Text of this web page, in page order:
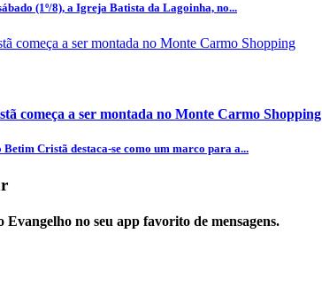
(1º/8), a Igreja Batista da Lagoinha, no...
começa a ser montada no Monte Carmo Shopping
Cristã destaca-se como um marco para a...
Evangelho no seu app favorito de mensagens.